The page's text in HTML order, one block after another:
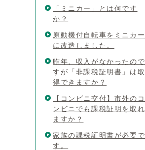
「ミニカー」とは何です
か？
原動機付自転車をミニカー
に改造しました。
昨年、収入がなかったので
すが「非課税証明書」は取
得できますか？
【コンビニ交付】市外のコ
ンビニでも課税証明を取れ
ますか？
家族の課税証明書が必要で
す。